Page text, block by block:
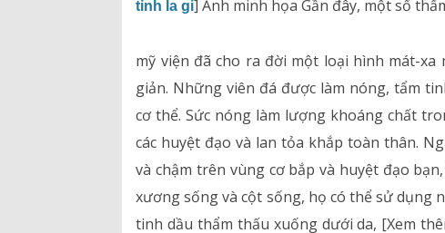
Bảng giá dịch vụ
Danh mục giá thuốc
tinh la gi] Ảnh minh họa Gần đây, một số
mỹ viện đã cho ra đời một loại hình mát-xa
giản. Những viên đá được làm nóng, tẩm
cơ thể. Sức nóng làm lượng khoáng chất
các huyệt đạo và lan tỏa khắp toàn thân.
và chậm trên vùng cơ bắp và huyệt đạo
xương sống và cột sống, họ có thể sử dụng
tinh dầu thẩm thấu xuống dưới da, [Xem